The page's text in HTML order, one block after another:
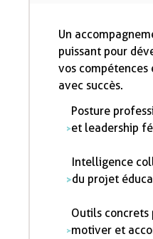
Un
puissant pour
vos
avec succès.
Posture
et leadership
Intelligence
du projet
Outils concrets
motiver et